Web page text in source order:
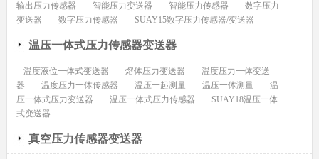
输出压力传感器
智能压力变送器 智能压力传感器
数字压力
变送器
数字压力传感器 SUAY15数字压力传感器/变送器
温压一体式压力传感器变送器
温度液位一体式变送器 熔体压力变送器
温度压力一体变送
器
温度压力一体传感器 温压一起测量 温压一体测量
温
压一体式压力变送器
温压一体式压力传感器
SUAY18温压一体
式变送器
真空压力传感器变送器